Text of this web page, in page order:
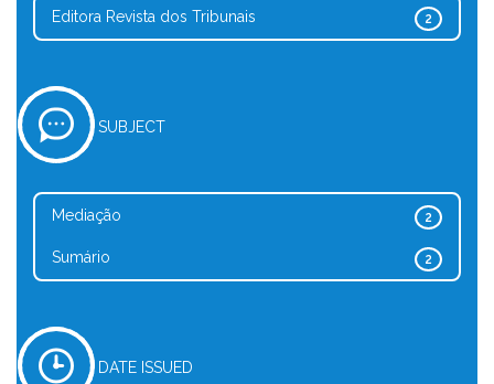
2
Editora Revista dos Tribunais
SUBJECT
2
Mediação
2
Sumário
DATE ISSUED